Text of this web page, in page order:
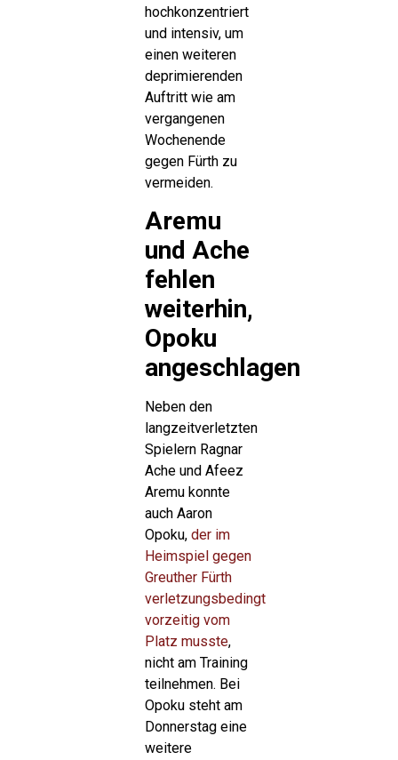
hochkonzentriert
und intensiv, um
einen weiteren
deprimierenden
Auftritt wie am
vergangenen
Wochenende
gegen Fürth zu
vermeiden.
Aremu
und Ache
fehlen
weiterhin,
Opoku
angeschlagen
Neben den
langzeitverletzten
Spielern Ragnar
Ache und Afeez
Aremu konnte
auch Aaron
Opoku, der im
Heimspiel gegen
Greuther Fürth
verletzungsbedingt
vorzeitig vom
Platz musste,
nicht am Training
teilnehmen. Bei
Opoku steht am
Donnerstag eine
weitere